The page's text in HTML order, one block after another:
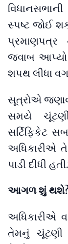
સ્પષ્ટ જોઈ
જવાબ
શપથ લીધા
સૂત્રોએ
સમયે
સર્ટિફિકેટ
અધિકારીએ
પાડી દીધી
આગળ શું
અધિકારીએ
તેમનું ચૂંટણી